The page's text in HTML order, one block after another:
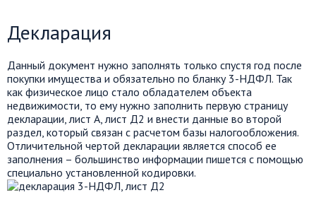
Декларация
Данный документ нужно заполнять только спустя год после
покупки имущества и обязательно по бланку 3-НДФЛ. Так
как физическое лицо стало обладателем объекта
недвижимости, то ему нужно заполнить первую страницу
декларации, лист А, лист Д2 и внести данные во второй
раздел, который связан с расчетом базы налогообложения.
Отличительной чертой декларации является способ ее
заполнения – большинство информации пишется с помощью
специально установленной кодировки.